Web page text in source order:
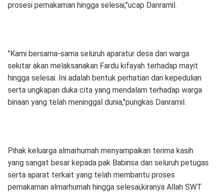
prosesi pemakaman hingga selesai,"ucap Danramil.
"Kami bersama-sama seluruh aparatur desa dan warga
sekitar akan melaksanakan Fardu kifayah terhadap mayit
hingga selesai. Ini adalah bentuk perhatian dan kepedulian
serta ungkapan duka cita yang mendalam terhadap warga
binaan yang telah meninggal dunia,"pungkas Danramil.
Pihak keluarga almarhumah menyampaikan terima kasih
yang sangat besar kepada pak Babinsa dan seluruh petugas
serta aparat terkait yang telah membantu proses
pemakaman almarhumah hingga selesai,kiranya Allah SWT